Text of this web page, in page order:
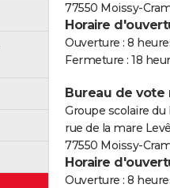
77550 Moissy-
Horaire
Ouverture : 8
Fermeture : 18
Bureau de vote
Groupe scolaire
rue de la mare
77550 Moissy-
Horaire
Ouverture : 8